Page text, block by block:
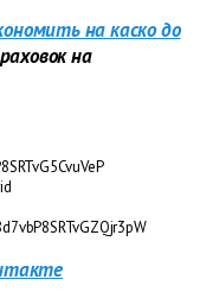
на каско до
на